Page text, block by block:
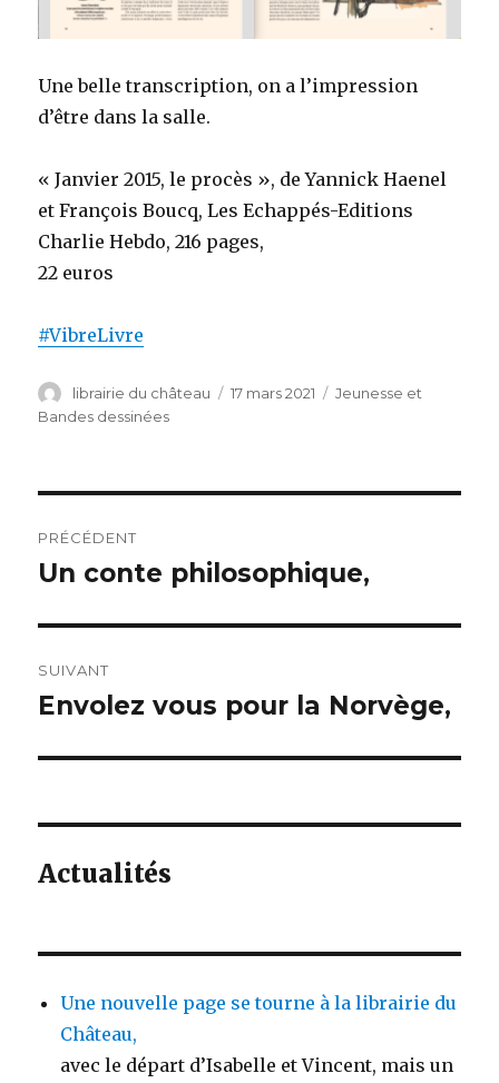
Une belle transcription, on a l’impression
d’être dans la salle.
« Janvier 2015, le procès », de Yannick Haenel
et François Boucq, Les Echappés-Editions
Charlie Hebdo, 216 pages,
22 euros
#VibreLivre
Auteur
librairie du château
Publié
17 mars 2021 Catégories
Jeunesse et
Bandes dessinées
de
PRÉCÉDENT
Article
Un conte philosophique,
SUIVANT
Article
Envolez vous pour la Norvège,
Actualités
Une nouvelle page se tourne à la librairie du
Château,
avec le départ d’Isabelle et Vincent, mais un